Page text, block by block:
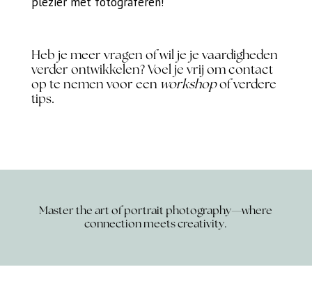
Heb je meer vragen of wil je je vaardigheden
verder ontwikkelen? Voel je vrij om contact
op te nemen voor een workshopof verdere
tips.
Master the art of portrait photography—where
connection meets creativity.